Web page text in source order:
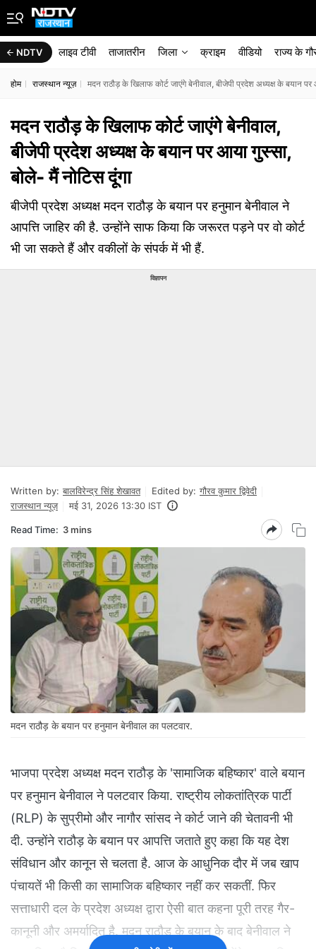
NDTV लाइव टीवी ताजातरीन जिला क्राइम वीडियो राज्‍य के
होम राजस्थान न्यूज़ मदन राठौड़ के खिलाफ कोर्ट जाएंगे बेनीवाल, बीजेपी प्रदेश अध्यक्ष के बयान
मदन राठौड़ के खिलाफ कोर्ट जाएंगे बेनीवाल,
बीजेपी प्रदेश अध्यक्ष के बयान पर आया गुस्सा,
बोले- मैं नोटिस दूंगा
बीजेपी प्रदेश अध्यक्ष मदन राठौड़ के बयान पर हनुमान बेनीवाल ने
आपत्ति जाहिर की है. उन्होंने साफ किया कि जरूरत पड़ने पर वो कोर्ट
भी जा सकते हैं और वकीलों के संपर्क में भी हैं.
विज्ञापन
Written by: बालविरेन्द्र सिंह शेखावत Edited by: गौरव कुमार द्विवेदी
राजस्थान न्यूज़
मई 31, 2026 13:30 IST
Read Time: 3 mins
मदन राठौड़ के बयान पर हनुमान बेनीवाल का पलटवार.
भाजपा प्रदेश अध्यक्ष मदन राठौड़ के 'सामाजिक बहिष्कार' वाले बयान
पर हनुमान बेनीवाल ने पलटवार किया. राष्ट्रीय लोकतांत्रिक पार्टी
(RLP) के सुप्रीमो और नागौर सांसद ने कोर्ट जाने की चेतावनी भी
दी. उन्होंने राठौड़ के बयान पर आपत्ति जताते हुए कहा कि यह देश
संविधान और कानून से चलता है. आज के आधुनिक दौर में जब खाप
पंचायतें भी किसी का सामाजिक बहिष्कार नहीं कर सकतीं. फिर
सत्ताधारी दल के प्रदेश अध्यक्ष द्वारा ऐसी बात कहना पूरी तरह गैर-
कानूनी और अमर्यादित है. मदन राठौड़ के बयान के बाद बेनीवाल ने